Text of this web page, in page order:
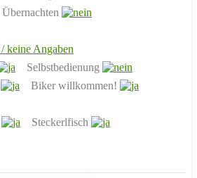
Übernachten
Selbstbedienung
Biker willkommen!
Steckerlfisch